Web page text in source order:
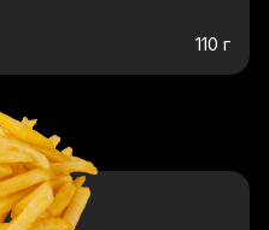
110 г